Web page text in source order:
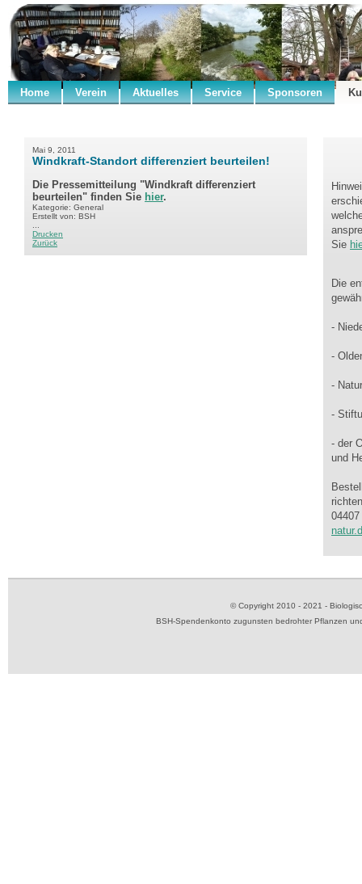
Home Verein Aktuelles Service Sponsoren
Mai 9, 2011
Windkraft-Standort differenziert beurteilen!
Die Pressemitteilung "Windkraft differenziert
beurteilen" finden Sie hier.
Kategorie: General
Erstellt von: BSH
Drucken
Zurück
Sie
Die
-
-
-
-
- der
und
© Copyright 2010 - 2021 -
BSH-Spendenkonto zugunsten bedrohter Pflanzen